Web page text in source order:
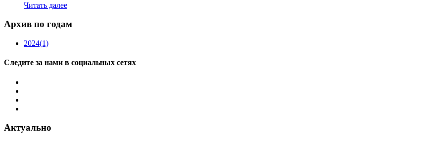
Читать далее
Архив по годам
2024(1)
Следите за нами в социальных сетях
Актуально